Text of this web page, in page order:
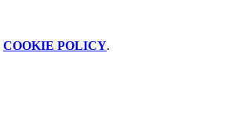
COOKIE POLICY.